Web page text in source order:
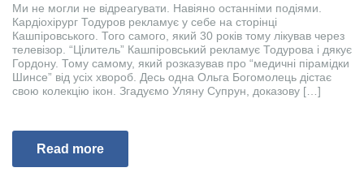
Ми не могли не відреагувати. Навіяно останніми подіями.
Кардіохірург Тодуров рекламує у себе на сторінці
Кашпіровського. Того самого, який 30 років тому лікував через
телевізор. “Цілитель” Кашпіровський рекламує Тодурова і дякує
Гордону. Тому самому, який розказував про “медичні пірамідки
Шинсе” від усіх хвороб. Десь одна Ольга Богомолець дістає
свою колекцію ікон. Згадуємо Уляну Супрун, доказову […]
Read more